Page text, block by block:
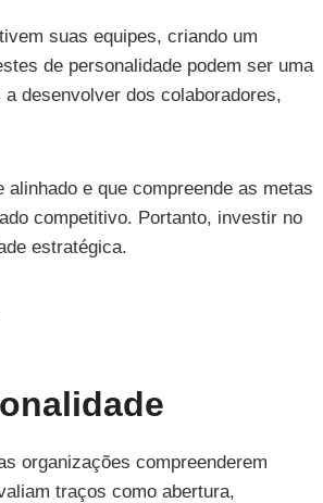
suas equipes, criando um
de personalidade podem ser uma
desenvolver dos colaboradores,
e que compreende as metas
competitivo. Portanto, investir no
estratégica.
organizações compreenderem
traços como abertura,